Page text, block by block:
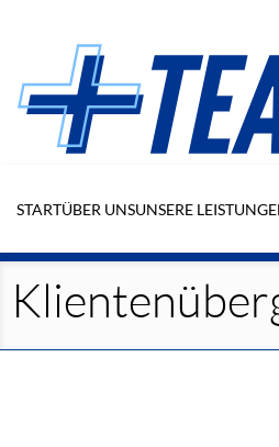
überspringen
STARTÜBER UNSUNSERE